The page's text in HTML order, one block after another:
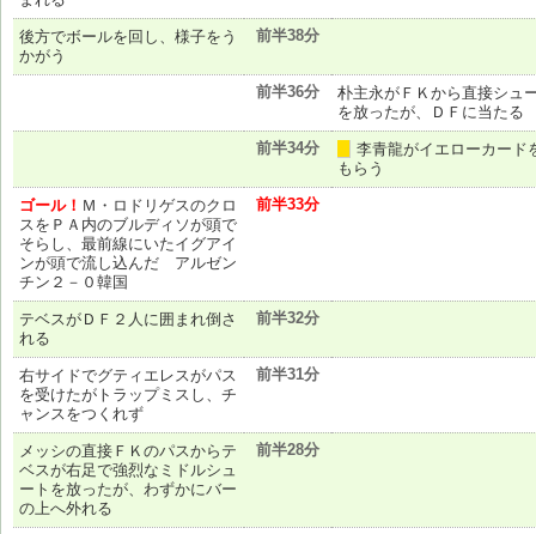
後方でボールを回し、様子をう
かがう
前半38分
前半36分
朴主永がＦＫから直接シュ
を放ったが、ＤＦに当たる
前半34分
李青龍がイエローカード
もらう
ゴール！ Ｍ・ロドリゲスのクロ
スをＰＡ内のブルディソが頭で
そらし、最前線にいたイグアイ
ンが頭で流し込んだ アルゼン
チン２－０韓国
前半33分
テベスがＤＦ２人に囲まれ倒さ
れる
前半32分
右サイドでグティエレスがパス
を受けたがトラップミスし、チ
ャンスをつくれず
前半31分
メッシの直接ＦＫのパスからテ
ベスが右足で強烈なミドルシュ
ートを放ったが、わずかにバー
の上へ外れる
前半28分